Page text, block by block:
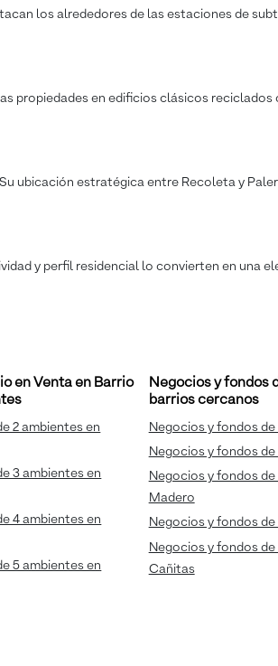
los alrededores de las estaciones de
propiedades en edificios clásicos reciclados
ubicación estratégica entre Recoleta y
y perfil residencial lo convierten en una
en Venta en Barrio
2 ambientes en
3 ambientes en
4 ambientes en
5 ambientes en
Negocios y fondos
barrios cercanos
Negocios y fondos
Negocios y fondos
Negocios y fondos
Madero
Negocios y fondos
Negocios y fondos
Cañitas